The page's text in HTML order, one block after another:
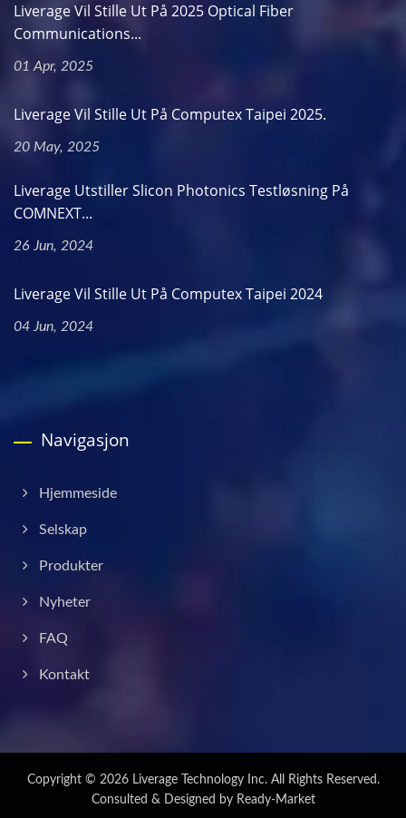
Liverage Vil Stille Ut På 2025 Optical Fiber
Communications...
01 Apr, 2025
Liverage Vil Stille Ut På Computex Taipei 2025.
20 May, 2025
Liverage Utstiller Slicon Photonics Testløsning På
COMNEXT...
26 Jun, 2024
Liverage Vil Stille Ut På Computex Taipei 2024
04 Jun, 2024
Navigasjon
Hjemmeside
Selskap
Produkter
Nyheter
FAQ
Kontakt
Copyright © 2026 Liverage Technology Inc.All Rights Reserved.
Consulted & Designed by Ready-Market